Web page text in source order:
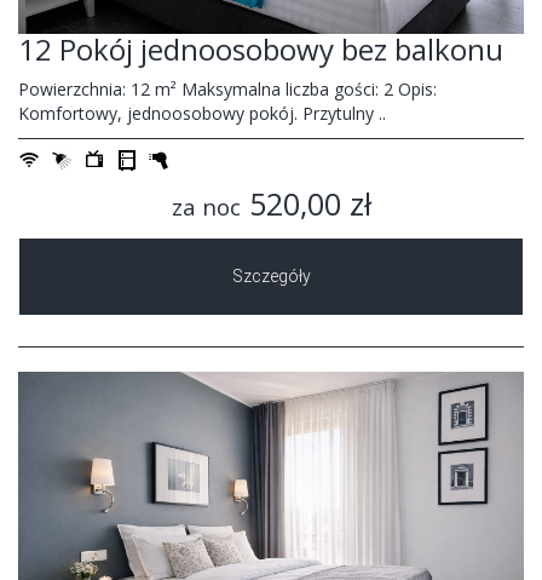
12 Pokój jednoosobowy bez balkonu
Powierzchnia: 12 m² Maksymalna liczba gości: 2 Opis:
Komfortowy, jednoosobowy pokój. Przytulny ..
za noc 520,00 zł
Szczegóły